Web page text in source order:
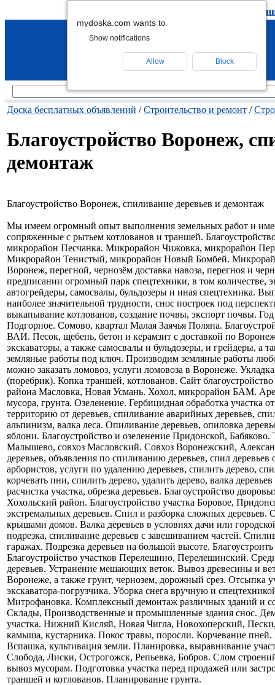
удалить
Доска бесплатных объявлений /Строительство и ремонт /
Благоустройство Воронеж,
демонтаж
Благоустройство Воронеж, спиливание деревьев и демонтаж
Мы имеем огромный опыт выполнения земельных работ и
сопряженные с рытьем котлованов и траншей.
микрорайон Песчанка. Микрорайон Чижовка, микрорайон
Микрорайон Тенистый, микрорайон Новый Бомбей.
Воронеж, перегной, чернозём доставка навоза, перегноя и
предписании огромный парк спецтехники, в том количестве,
автогрейдеры, самосвалы, бульдозеры и иная спецтехника.
наиболее значительной трудности, снос построек под
выкапывание котлованов, создание почвы, экспорт почвы.
Подгорное. Сомово, квартал Малая Заячья Поляна.
ВАИ. Песок, щебень, бетон и керамзит с доставкой по
экскаваторы, а также самосвалы и бульдозеры, и грейдеры, а
земляные работы под ключ. Производим земляные работы
можно заказать ломовоз, услуги ломовоза в Воронеже.
(поребрик). Копка траншей, котлованов. Сайт
района Масловка, Новая Усмань. Хохол, микрорайон БАМ.
мусора, грунта. Озеленение. Гербицидная обработка участка
территорию от деревьев, спиливание аварийных деревьев,
альпинизм, валка леса. Опиливание деревьев, опиловка
яблони. Благоустройство и озеленение Придонской,
Малышево, совхоз Масловский. Совхоз Воронежский,
деревьев, объявления по спиливанию деревьев, спил
арбористов, услуги по удалению деревьев, спилить дерево,
корчевать пни, спилить дерево, удалить дерево, валка
расчистка участка, обрезка деревьев. Благоустройство
Хохольский район. Благоустройство участка Боровое,
экстремальных деревьев. Спил и разборка сложных
крышами домов. Валка деревьев в условиях дачи или
подрезка, спиливание деревьев с завешиванием частей.
гаражах. Подрезка деревьев на большой высоте.
Благоустройство участков Перелешино, Перелешинский.
деревьев. Устранение мешающих веток. Вывоз древесины и
Воронеже, а также грунт, чернозем, дорожный срез. Отсыпка
экскаватора-погрузчика. Уборка снега вручную и
Митрофановка. Комплексный демонтаж различных зданий и
Склады, Производственные и промышленные здания снос.
участка. Нижний Кисляй, Новая Чигла, Новохоперский,
камыша, кустарника. Покос травы, поросли. Корчевание
Вспашка, культивация земли. Планировка, выравнивание
Слобода, Лиски, Острогожск, Репьевка, Бобров. Слом
вывоз мусорам. Подготовка участка перед продажей или
траншей и котлованов. Планирование грунта.
mydoska.com wants to
Show notifications
Allow Block